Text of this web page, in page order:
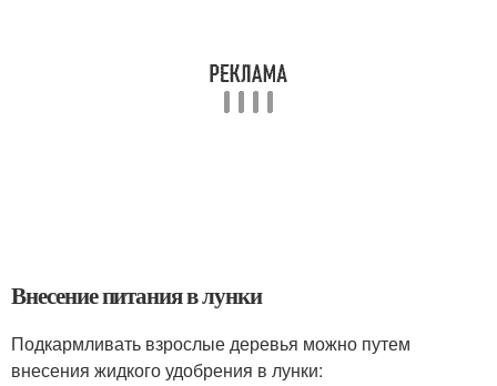
Внесение питания в лунки
Подкармливать взрослые деревья можно путем
внесения жидкого удобрения в лунки: